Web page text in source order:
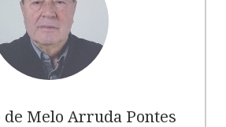
Melo Arruda Pontes